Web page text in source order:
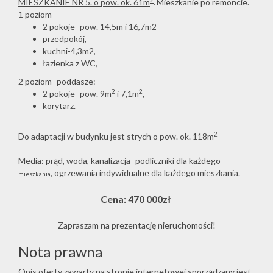
MIESZKANIE NR 5.o pow. ok. 61m . Mieszkanie po remoncie.
1 poziom
2 pokoje- pow. 14,5m i 16,7m2
przedpokój,
kuchni-4,3m2,
łazienka z WC,
2 poziom- poddasze:
2 pokoje- pow. 9m2 i 7,1m2,
korytarz.
Do adaptacji w budynku jest strych o pow. ok. 118m2
Media: prąd, woda, kanalizacja- podliczniki dla każdego
mieszkania, ogrzewania indywidualne dla każdego mieszkania.
Cena: 470 000zł
Zapraszam na prezentację nieruchomości!
Nota prawna